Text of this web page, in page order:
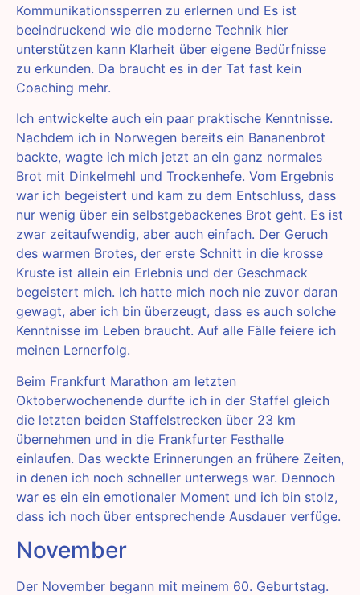
Kommunikationssperren zu erlernen und Es ist
beeindruckend wie die moderne Technik hier
unterstützen kann Klarheit über eigene Bedürfnisse
zu erkunden. Da braucht es in der Tat fast kein
Coaching mehr.
Ich entwickelte auch ein paar praktische Kenntnisse.
Nachdem ich in Norwegen bereits ein Bananenbrot
backte, wagte ich mich jetzt an ein ganz normales
Brot mit Dinkelmehl und Trockenhefe. Vom Ergebnis
war ich begeistert und kam zu dem Entschluss, dass
nur wenig über ein selbstgebackenes Brot geht. Es ist
zwar zeitaufwendig, aber auch einfach. Der Geruch
des warmen Brotes, der erste Schnitt in die krosse
Kruste ist allein ein Erlebnis und der Geschmack
begeistert mich. Ich hatte mich noch nie zuvor daran
gewagt, aber ich bin überzeugt, dass es auch solche
Kenntnisse im Leben braucht. Auf alle Fälle feiere ich
meinen Lernerfolg.
Beim Frankfurt Marathon am letzten
Oktoberwochenende durfte ich in der Staffel gleich
die letzten beiden Staffelstrecken über 23 km
übernehmen und in die Frankfurter Festhalle
einlaufen. Das weckte Erinnerungen an frühere Zeiten,
in denen ich noch schneller unterwegs war. Dennoch
war es ein ein emotionaler Moment und ich bin stolz,
dass ich noch über entsprechende Ausdauer verfüge.
November
Der November begann mit meinem 60. Geburtstag.